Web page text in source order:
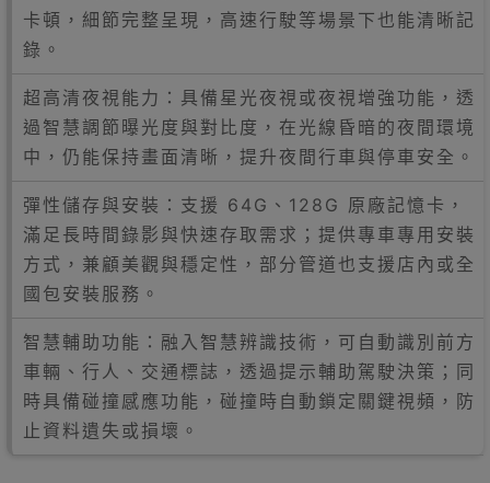
卡頓，細節完整呈現，高速行駛等場景下也能清晰記
錄。
超高清夜視能力：具備星光夜視或夜視增強功能，透
過智慧調節曝光度與對比度，在光線昏暗的夜間環境
中，仍能保持畫面清晰，提升夜間行車與停車安全。
彈性儲存與安裝：支援 64G、128G 原廠記憶卡，
滿足長時間錄影與快速存取需求；提供專車專用安裝
方式，兼顧美觀與穩定性，部分管道也支援店內或全
國包安裝服務。
智慧輔助功能：融入智慧辨識技術，可自動識別前方
車輛、行人、交通標誌，透過提示輔助駕駛決策；同
時具備碰撞感應功能，碰撞時自動鎖定關鍵視頻，防
止資料遺失或損壞。